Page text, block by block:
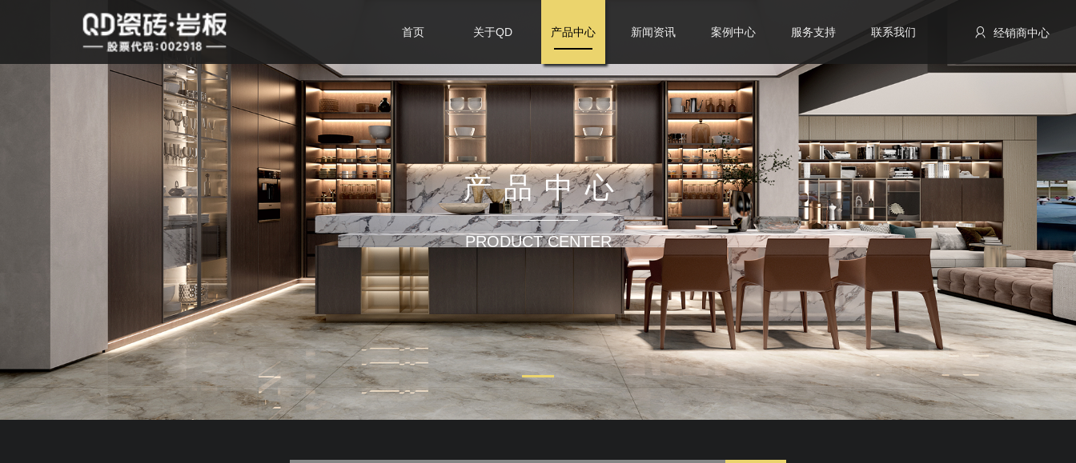
首页 关于QD 产品中心 新闻资讯 案例中心 服务支持 联系我们 经销商中心
产品中心
PRODUCT CENTER